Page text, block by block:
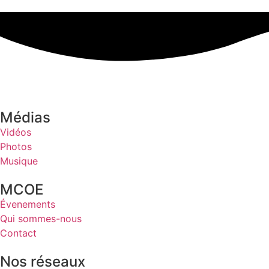
Médias
Vidéos
Photos
Musique
MCOE
Évenements
Qui sommes-nous
Contact
Nos réseaux